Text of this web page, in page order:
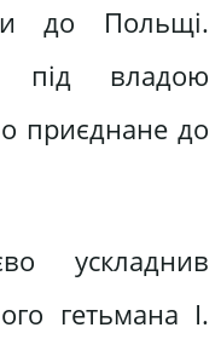
до Польщі.
під владою
приєднане до
ускладнив
гетьмана І.